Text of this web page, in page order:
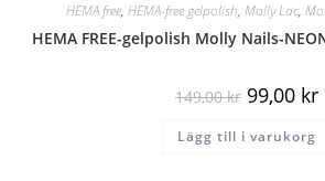
HEMA free, HEMA-free gelpolish, Molly Lac,
HEMA FREE-gelpolish Molly Nails-
149,00kr 99,00 kr
Lägg till i varukorg